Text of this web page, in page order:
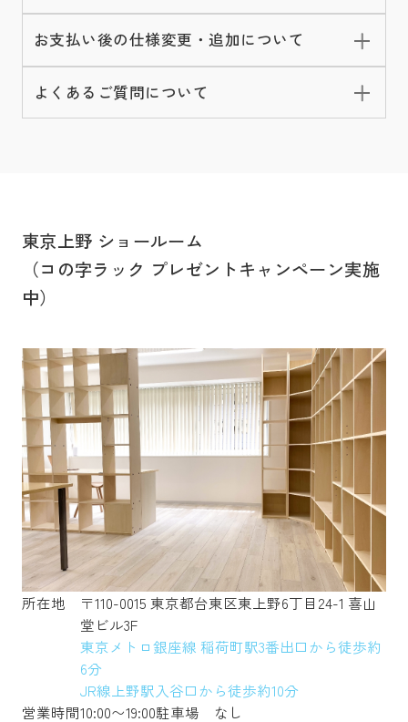
お支払い後の仕様変更・追加について
よくあるご質問について
東京上野 ショールーム
（コの字ラック プレゼントキャンペーン実施
中）
所在地
〒110-0015 東京都台東区東上野6丁目24-1 喜山
堂ビル3F
東京メトロ銀座線 稲荷町駅3番出口から徒歩約
6分
JR線上野駅入谷口から徒歩約10分
営業時間10:00〜19:00駐車場 なし